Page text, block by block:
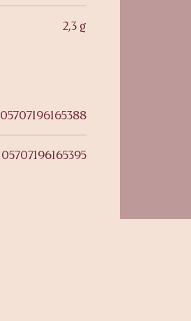
2,3 g
05707196165388
05707196165395